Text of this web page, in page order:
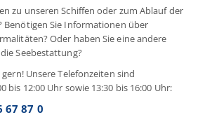
zu unseren Schiffen oder zum Ablauf der
Benötigen Sie Informationen über
Oder haben Sie eine andere
Seebestattung?
Unsere Telefonzeiten sind
bis 12:00 Uhr sowie 13:30 bis 16:00 Uhr:
67 87 0